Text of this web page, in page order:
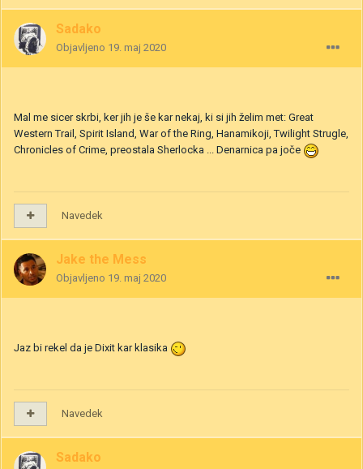
Sadako
Objavljeno 19. maj 2020
Mal me sicer skrbi, ker jih je še kar nekaj, ki si jih želim met: Great
Western Trail, Spirit Island, War of the Ring, Hanamikoji, Twilight Strugle,
Chronicles of Crime, preostala Sherlocka ... Denarnica pa joče
Navedek
Jake the Mess
Objavljeno 19. maj 2020
Jaz bi rekel da je Dixit kar klasika
Navedek
Sadako